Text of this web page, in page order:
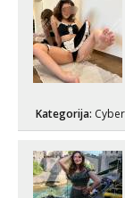
Kategorija: